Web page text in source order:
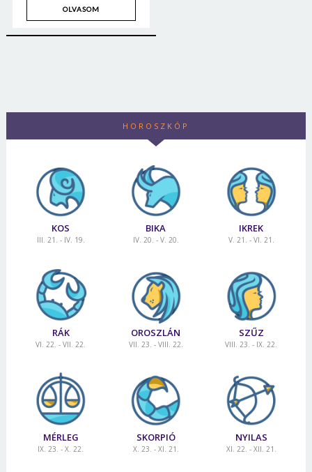
OLVASOM
HOROSZKÓP
KOS
III. 21. - IV. 19.
BIKA
IV. 20. - V. 20.
IKREK
V. 21. - VI. 21.
RÁK
VI. 22. - VII. 22.
OROSZLÁN
VII. 23. - VIII. 22.
SZŰZ
VIII. 23. - IX. 22.
MÉRLEG
IX. 23. - X. 22.
SKORPIÓ
X. 23. - XI. 21.
NYILAS
XI. 22. - XII. 21.